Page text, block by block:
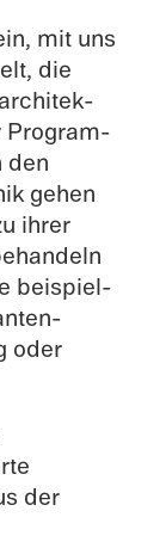
mit uns
die
Program­
den
gehen
ihrer
beispiel­
oder
der